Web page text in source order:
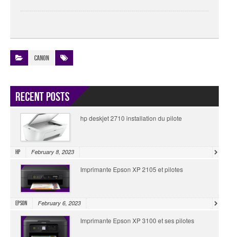
Canon
Recent Posts
hp deskjet 2710 installation du pilote
HP February 8, 2023
Imprimante Epson XP 2105 et pilotes
Epson February 6, 2023
Imprimante Epson XP 3100 et ses pilotes